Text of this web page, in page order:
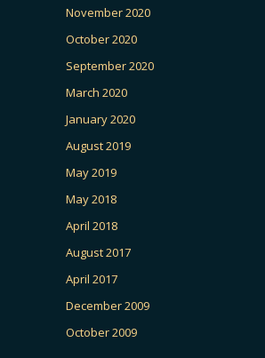
November 2020
October 2020
September 2020
March 2020
January 2020
August 2019
May 2019
May 2018
April 2018
August 2017
April 2017
December 2009
October 2009